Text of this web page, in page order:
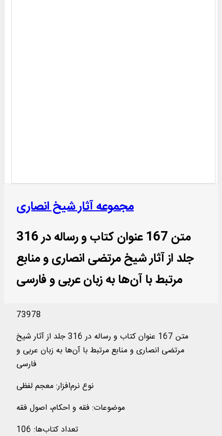
مجموعه آثار شیخ انصاری
متن 167 عنوان کتاب و رساله در 316
جلد از آثار شیخ مرتضی انصاری و منابع
مرتبط با آن‌ها به زبان‌ عربی و فارسی
73978
متن 167 عنوان کتاب و رساله در 316 جلد از آثار شیخ
مرتضی انصاری و منابع مرتبط با آن‌ها به زبان‌ عربی و
فارسی
نوع نرم‌افزار:معجم لفظی
موضوعات: فقه و احکام، اصول فقه
تعداد کتاب‌ها:
106